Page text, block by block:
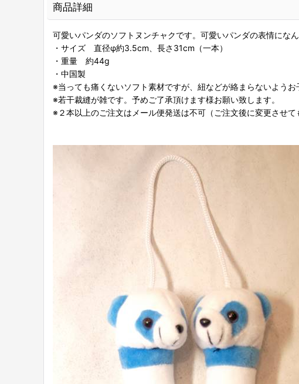
商品詳細
可愛いパンダのソフトヌンチャクです。可愛いパンダの表情になん
・サイズ 直径φ約3.5cm、長さ31cm（一本）
・重量 約44g
・中国製
※当っても痛くないソフト素材ですが、紐などが絡まらないようお
※若干裁縫が雑です。予めご了承頂けます様お願い致します。
※２本以上のご注文はメール便発送は不可（ご注文後に変更させて